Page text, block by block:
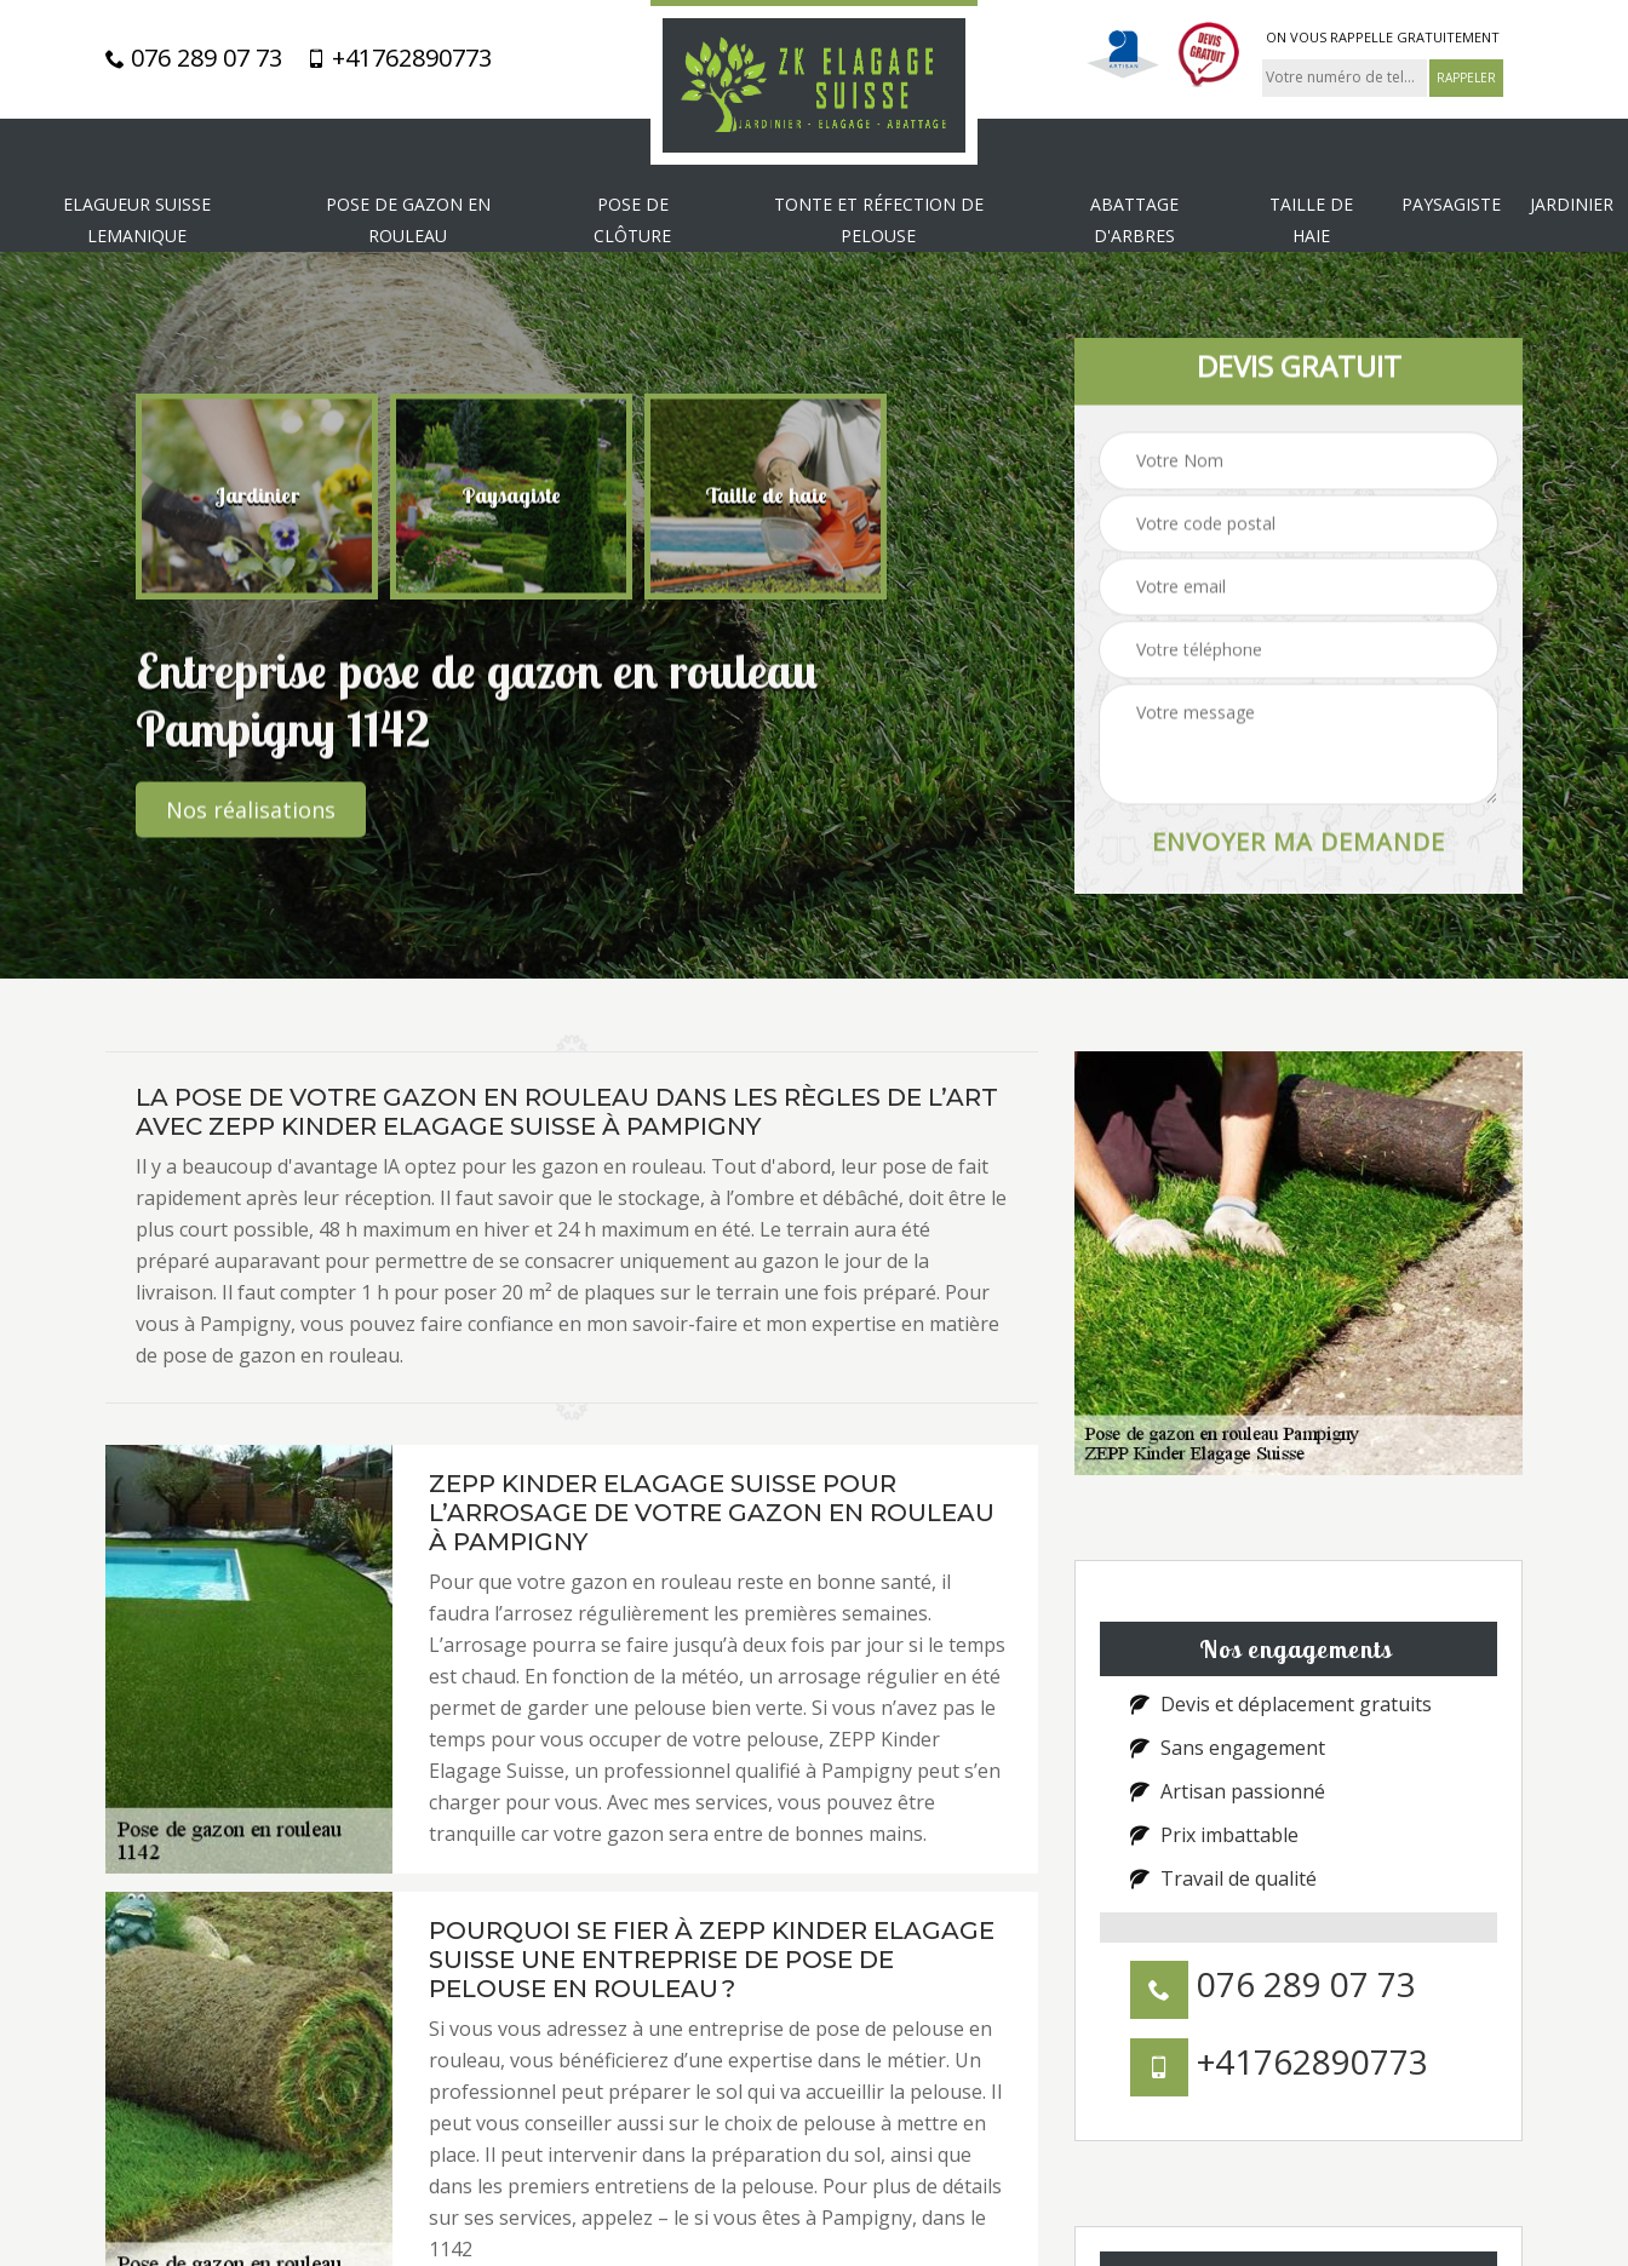
076 289 07 73 +41762890773
ON VOUS RAPPELLE GRATUITEMENT
ELAGUEUR SUISSE
LEMANIQUE
POSE DE GAZON EN
ROULEAU
POSE DE
CLÔTURE
TONTE ET RÉFECTION DE
PELOUSE
ABATTAGE
D'ARBRES
TAILLE DE
HAIE
PAYSAGISTE JARDINIER
Jardinier Paysagiste Taille de haie Abattage d'arbres Tonte et réfection de Pose de clôture
Entreprise pose de gazon en rouleau
Pampigny 1142
Nos réalisations
DEVIS GRATUIT
LA POSE DE VOTRE GAZON EN ROULEAU DANS LES RÈGLES DE L’ART
AVEC ZEPP KINDER ELAGAGE SUISSE À PAMPIGNY
Il y a beaucoup d'avantage lA optez pour les gazon en rouleau. Tout d'abord, leur pose de fait
rapidement après leur réception. Il faut savoir que le stockage, à l’ombre et débâché, doit être le
plus court possible, 48 h maximum en hiver et 24 h maximum en été. Le terrain aura été
préparé auparavant pour permettre de se consacrer uniquement au gazon le jour de la
livraison. Il faut compter 1 h pour poser 20 m² de plaques sur le terrain une fois préparé. Pour
vous à Pampigny, vous pouvez faire confiance en mon savoir-faire et mon expertise en matière
de pose de gazon en rouleau.
ZEPP KINDER ELAGAGE SUISSE POUR
L’ARROSAGE DE VOTRE GAZON EN ROULEAU
À PAMPIGNY
Pour que votre gazon en rouleau reste en bonne santé, il
faudra l’arrosez régulièrement les premières semaines.
L’arrosage pourra se faire jusqu’à deux fois par jour si le temps
est chaud. En fonction de la météo, un arrosage régulier en été
permet de garder une pelouse bien verte. Si vous n’avez pas le
temps pour vous occuper de votre pelouse, ZEPP Kinder
Elagage Suisse, un professionnel qualifié à Pampigny peut s’en
charger pour vous. Avec mes services, vous pouvez être
tranquille car votre gazon sera entre de bonnes mains.
POURQUOI SE FIER À ZEPP KINDER ELAGAGE
SUISSE UNE ENTREPRISE DE POSE DE
PELOUSE EN ROULEAU ?
Si vous vous adressez à une entreprise de pose de pelouse en
rouleau, vous bénéficierez d’une expertise dans le métier. Un
professionnel peut préparer le sol qui va accueillir la pelouse. Il
peut vous conseiller aussi sur le choix de pelouse à mettre en
place. Il peut intervenir dans la préparation du sol, ainsi que
dans les premiers entretiens de la pelouse. Pour plus de détails
sur ses services, appelez – le si vous êtes à Pampigny, dans le
1142
Nos engagements
Devis et déplacement gratuits
Sans engagement
Artisan passionné
Prix imbattable
Travail de qualité
076 289 07 73
+41762890773